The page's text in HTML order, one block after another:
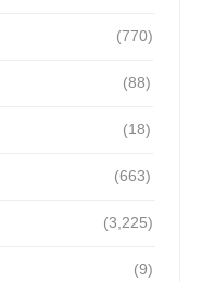
(770)
(88)
(18)
(663)
(3,225)
(9)